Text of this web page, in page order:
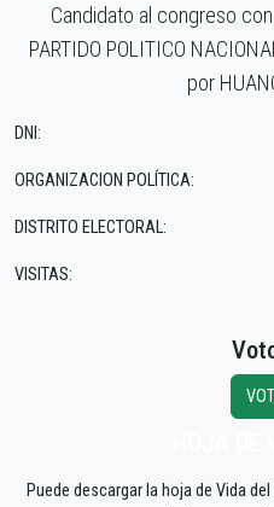
Candidato al congreso
PARTIDO POLITICO
por
DNI:
ORGANIZACION POLÍTICA:
DISTRITO ELECTORAL:
VISITAS:
Puede descargar la hoja de Vida